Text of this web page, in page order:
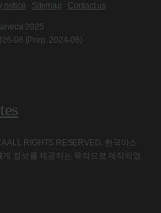
notice Sitemap Contact us
2025
08 (Prep. 2024-08)
ALL RIGHTS RESERVED. 한국아스
정보를 제공하는 목적으로 제작되었